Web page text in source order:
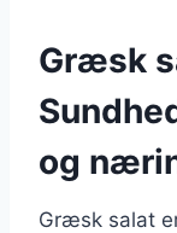
Græsk
og
Græsk salat